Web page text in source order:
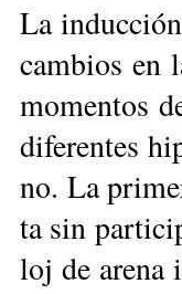
La
cam­bios en
mo­men­tos
di­fe­ren­tes
no. La
ta sin
loj de are­na